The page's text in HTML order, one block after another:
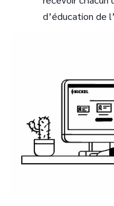
d’éducation de